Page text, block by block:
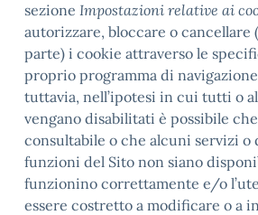
sezione Impostazioni relative ai
autorizzare, bloccare o
parte) i cookie attraverso le
proprio programma di
tuttavia, nell’ipotesi in cui tutti o
vengano disabilitati è possibile
consultabile o che alcuni servizi o
funzioni del Sito non siano
funzionino correttamente e/o
essere costretto a modificare o a